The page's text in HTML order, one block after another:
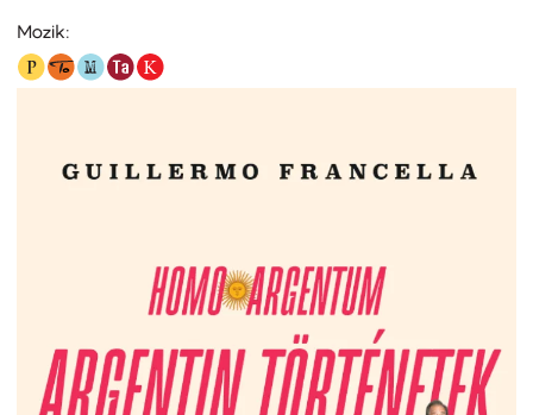
Mozik: